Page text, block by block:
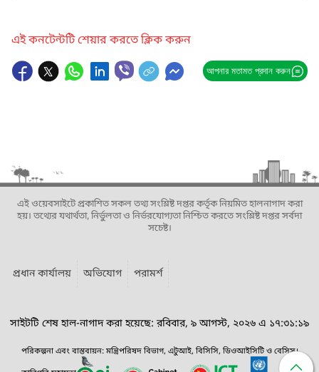
এই কনটেন্টটি শেয়ার করতে ক্লিক করুন
আপনার মতামত প্রদান করুন
এই ওয়েবসাইটে প্রকাশিত সকল তথ্য সংশ্লিষ্ট দপ্তর কর্তৃক নিয়মিত হালনাগাদ করা
হয়। তথ্যের যথার্থতা, নির্ভুলতা ও নির্ভরযোগ্যতা নিশ্চিত করতে সংশ্লিষ্ট দপ্তর সর্বদা
সচেষ্ট।
প্রধান কার্যালয় অভিযোগ পরামর্শ
সাইটটি শেষ হাল-নাগাদ করা হয়েছে: রবিবার, ৯ আগস্ট, ২০২৬ এ ১৭:৩১:১৯
পরিকল্পনা এবং বাস্তবায়ন: মন্ত্রিপরিষদ বিভাগ, এটুআই, বিসিসি, ডিওআইসিটি ও বেসিস।